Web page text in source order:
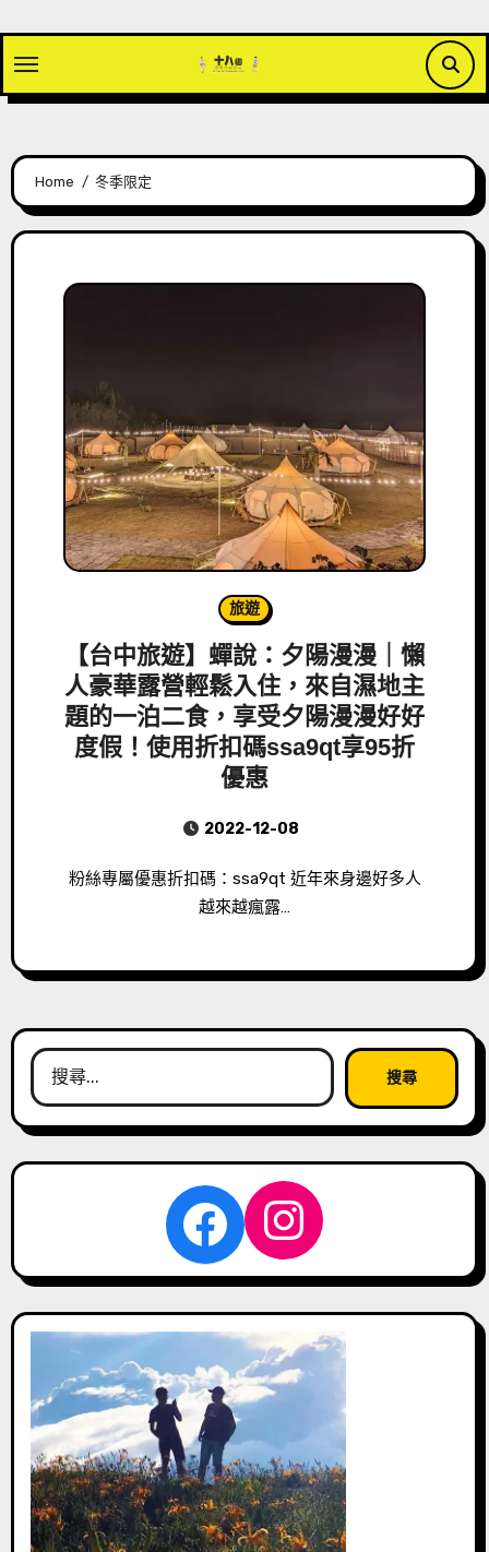
content
Home 冬季限定
旅遊
【台中旅遊】蟬說：夕陽漫漫｜懶
人豪華露營輕鬆入住，來自濕地主
題的一泊二食，享受夕陽漫漫好好
度假！使用折扣碼ssa9qt享95折
優惠
2022-12-08
粉絲專屬優惠折扣碼：ssa9qt 近年來身邊好多人
越來越瘋露…
搜
尋
關
Facebook